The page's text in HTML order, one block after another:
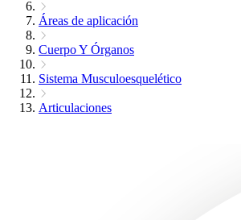
Áreas de aplicación
Cuerpo Y Órganos
Sistema Musculoesquelético
Articulaciones